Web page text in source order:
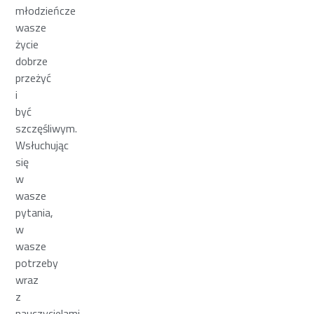
młodzieńcze
wasze
życie
dobrze
przeżyć
i
być
szczęśliwym.
Wsłuchując
się
w
wasze
pytania,
w
wasze
potrzeby
wraz
z